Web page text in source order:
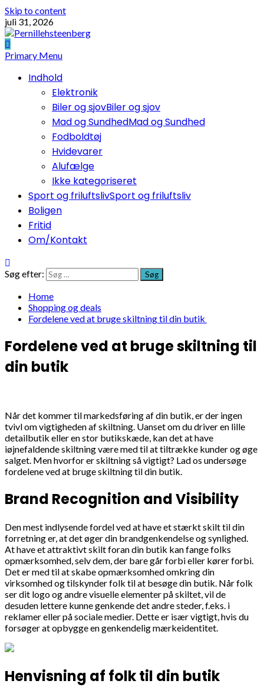
Skip to content
juli 31, 2026
Primary Menu
Indhold
Elektronik
Biler og sjovBiler og sjov
Mad og SundhedMad og Sundhed
Fodboldtøj
Hvidevarer
Alufælge
Ikke kategoriseret
Sport og friluftslivSport og friluftsliv
Boligen
Fritid
Om/Kontakt
Søg efter:
Home
Shopping og deals
Fordelene ved at bruge skiltning til din butik
Fordelene ved at bruge skiltning til
din butik
Når det kommer til markedsføring af din butik, er der ingen
tvivl om vigtigheden af skiltning. Uanset om du driver en lille
detailbutik eller en stor butikskæde, kan det at have
iøjnefaldende skiltning være med til at tiltrække kunder og øge
salget. Men hvorfor er skiltning så vigtigt? Lad os undersøge
fordelene ved at bruge skiltning til din butik.
Brand Recognition and Visibility
Den mest indlysende fordel ved at have et stærkt skilt til din
forretning er, at det øger din brandgenkendelse og synlighed.
At have et attraktivt skilt foran din butik kan fange folks
opmærksomhed, selv dem, der bare går forbi eller kører forbi.
Det er med til at skabe opmærksomhed omkring din
virksomhed og tilskynder folk til at besøge din butik. Når folk
ser dit logo og andre visuelle elementer på skiltet, vil de
desuden lettere kunne genkende det andre steder, f.eks. i
reklamer eller på sociale medier. Dette er især vigtigt, hvis du
forsøger at opbygge en genkendelig mærkeidentitet.
Henvisning af folk til din butik